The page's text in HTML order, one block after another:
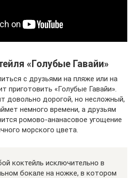
«Голубые Гавайи»
с друзьями на пляже или на
приготовить «Голубые Гавайи».
довольно дорогой, но несложный,
немного времени, а друзьям
ромово-ананасовое угощение
морского цвета.
коктейль исключительно в
бокале на ножке, в котором